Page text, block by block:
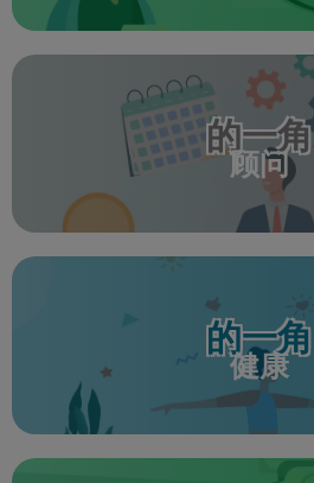
的一角
顾问
的一角
健康